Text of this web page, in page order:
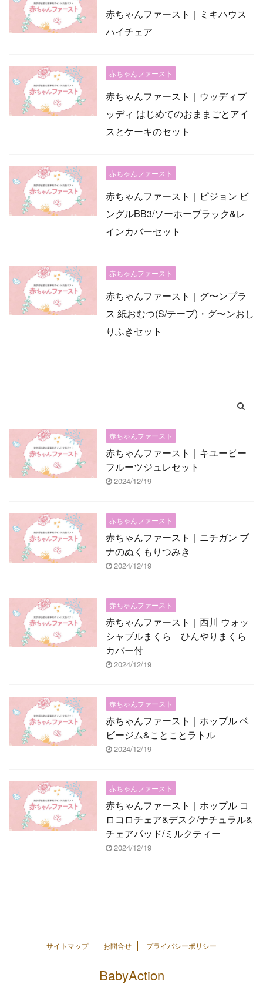
赤ちゃんファースト｜ミキハウス
ハイチェア
赤ちゃんファースト
赤ちゃんファースト｜ウッディプ
ッディ はじめてのおままごとアイ
スとケーキのセット
赤ちゃんファースト
赤ちゃんファースト｜ピジョン ビ
ングルBB3/ソーホーブラック&レ
インカバーセット
赤ちゃんファースト
赤ちゃんファースト｜グ〜ンプラ
ス 紙おむつ(S/テープ)・グ〜ンおし
りふきセット
赤ちゃんファースト
赤ちゃんファースト｜キユーピー
フルーツジュレセット
2024/12/19
赤ちゃんファースト
赤ちゃんファースト｜ニチガン ブ
ナのぬくもりつみき
2024/12/19
赤ちゃんファースト
赤ちゃんファースト｜西川 ウォッ
シャブルまくら ひんやりまくら
カバー付
2024/12/19
赤ちゃんファースト
赤ちゃんファースト｜ホップル ベ
ビージム&ことことラトル
2024/12/19
赤ちゃんファースト
赤ちゃんファースト｜ホップル コ
ロコロチェア&デスク/ナチュラル&
チェアパッド/ミルクティー
2024/12/19
サイトマップ お問合せ プライバシーポリシー
BabyAction